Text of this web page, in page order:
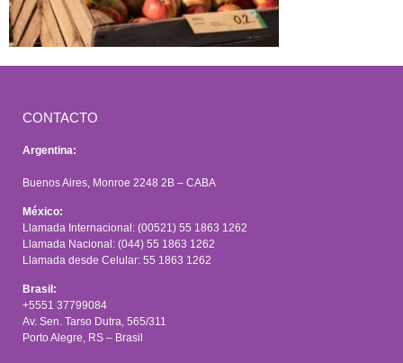
CONTACTO
Argentina:
Buenos Aires, Monroe 2248 2B – CABA
México:
Llamada Internacional: (00521) 55 1863 1262
Llamada Nacional: (044) 55 1863 1262
Llamada desde Celular: 55 1863 1262
Brasil:
+5551 37799084
Av. Sen. Tarso Dutra, 565/311
Porto Alegre, RS – Brasil